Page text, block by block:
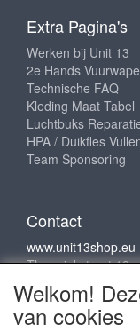
Extra Pagina's
Werken bij Unit 13
2e Hands
Technische FAQ
Kleding Maat Tabel
Luchtbuks
HPA / Duikfles
Team Sponsoring
Contact
www.unit13shop.eu
Thermiekstraat 12
6361 HB Nuth
info@unit13shop.eu
Welkom!
van cookies